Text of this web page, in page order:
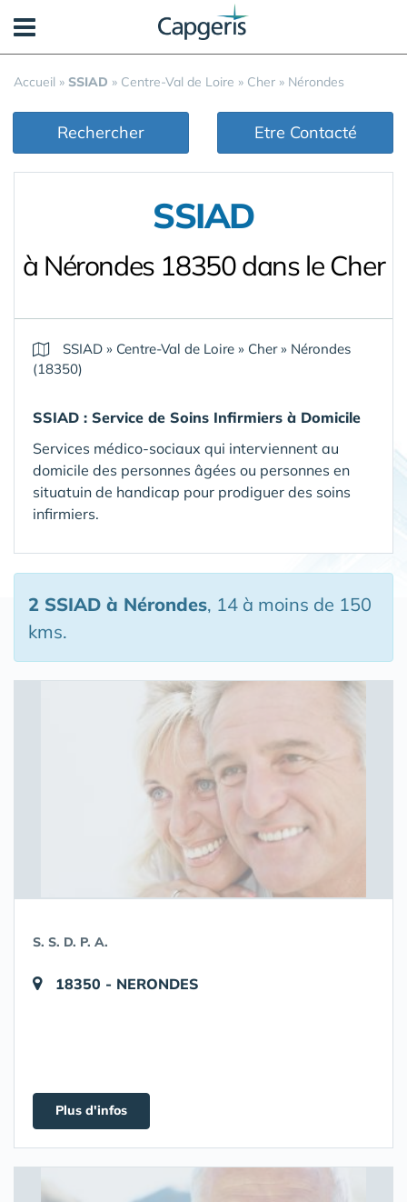
Accueil » SSIAD » Centre-Val de Loire » Cher » Nérondes
Rechercher Etre Contacté
SSIAD
à Nérondes 18350 dans le Cher
SSIAD » Centre-Val de Loire » Cher» Nérondes
(18350)
SSIAD : Service de Soins Infirmiers à Domicile
Services médico-sociaux qui interviennent au
domicile des personnes âgées ou personnes en
situatuin de handicap pour prodiguer des soins
infirmiers.
2 SSIAD à Nérondes, 14 à moins de 150
kms.
S. S. D. P. A.
18350 - NERONDES
Plus d'infos